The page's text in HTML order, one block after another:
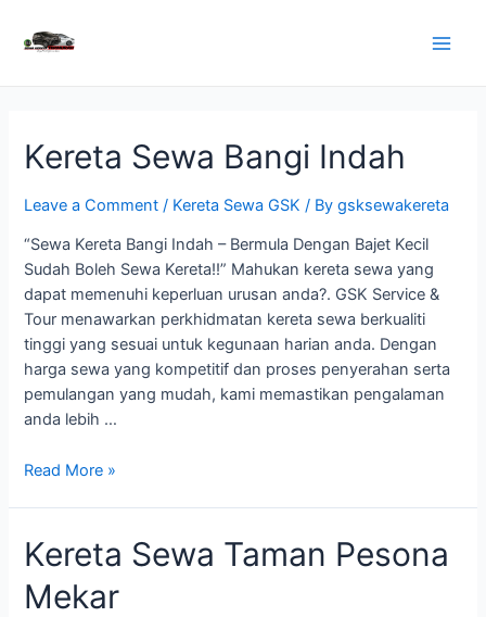
Kereta Sewa Bangi Indah
Leave a Comment / Kereta Sewa GSK / Bygsksewakereta
“Sewa Kereta Bangi Indah – Bermula Dengan Bajet Kecil
Sudah Boleh Sewa Kereta!!” Mahukan kereta sewa yang
dapat memenuhi keperluan urusan anda?. GSK Service &
Tour menawarkan perkhidmatan kereta sewa berkualiti
tinggi yang sesuai untuk kegunaan harian anda. Dengan
harga sewa yang kompetitif dan proses penyerahan serta
pemulangan yang mudah, kami memastikan pengalaman
anda lebih …
Kereta
Indah
Read More »
Kereta Sewa Taman Pesona
Mekar